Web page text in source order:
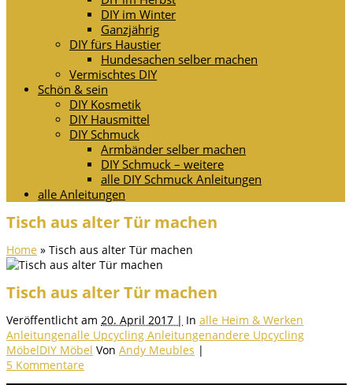
DIY im Winter
Ganzjährig
DIY fürs Haustier
Hundesachen selber machen
Vermischtes DIY
Schön & sein
DIY Kosmetik
DIY Hausmittel
DIY Schmuck
Armbänder selber machen
DIY Schmuck – weitere
alle DIY Schmuck Anleitungen
alle Anleitungen
Tisch aus alter Tür machen
Home » Tisch aus alter Tür machen
Tisch aus alter Tür machen
Veröffentlicht am 20. April 2017 | In alle Heim & Werken
Anleitungenalle Upcycling Anleitungenandere Upcycling
MöbelDIY Möbel Von Andy Meubles |
5 Kommentare